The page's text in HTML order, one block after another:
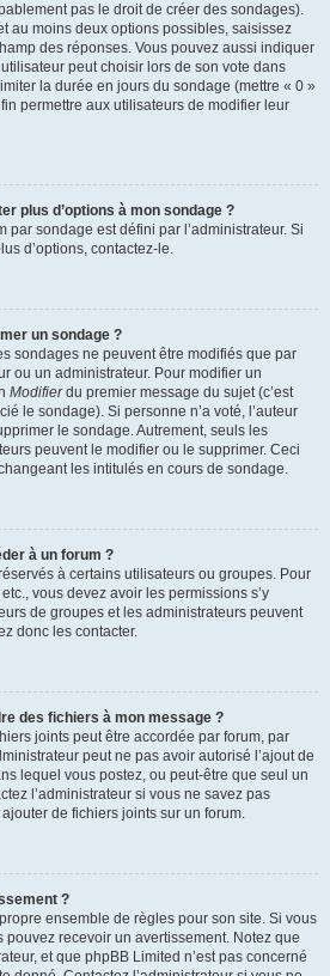
pas le droit de créer des sondages).
au moins deux options possibles, saisissez
des réponses. Vous pouvez aussi indiquer
peut choisir lors de son vote dans
la durée en jours du sondage (mettre « 0 »
permettre aux utilisateurs de modifier leur
plus d’options à mon sondage ?
par sondage est défini par l’administrateur. Si
d’options, contactez-le.
un sondage ?
sondages ne peuvent être modifiés que par
ou un administrateur. Pour modifier un
Modifierdu premier message du sujet (c’est
le sondage). Si personne n’a voté, l’auteur
le sondage. Autrement, seuls les
peuvent le modifier ou le supprimer. Ceci
les intitulés en cours de sondage.
à un forum ?
à certains utilisateurs ou groupes. Pour
vous devez avoir les permissions s’y
de groupes et les administrateurs peuvent
donc les contacter.
des fichiers à mon message ?
joints peut être accordée par forum, par
peut ne pas avoir autorisé l’ajout de
lequel vous postez, ou peut-être que seul un
l’administrateur si vous ne savez pas
de fichiers joints sur un forum.
?
ensemble de règles pour son site. Si vous
recevoir un avertissement. Notez que
et que phpBB Limited n’est pas concerné